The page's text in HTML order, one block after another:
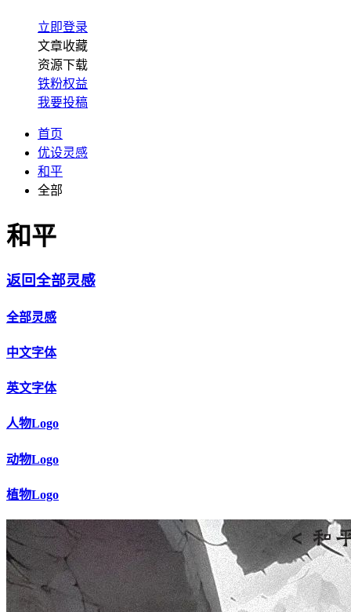
立即登录
文章收藏
资源下载
铁粉权益
我要投稿
首页
优设灵感
和平
全部
和平
返回全部灵感
全部灵感
中文字体
英文字体
人物Logo
动物Logo
植物Logo